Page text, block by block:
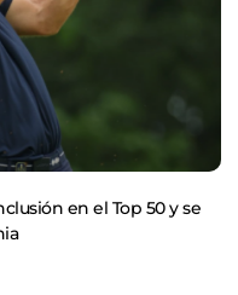
en el Top 50 y se